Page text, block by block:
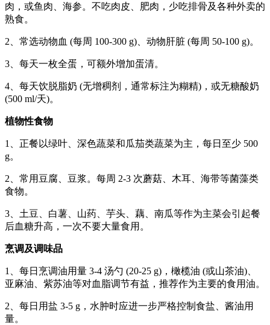
肉，或鱼肉、海参。不吃肉皮、肥肉，少吃排骨及各种外卖的
熟食。
2、常选动物血 (每周 100-300 g)、动物肝脏 (每周 50-100 g)。
3、每天一枚全蛋，可额外增加蛋清。
4、每天饮脱脂奶 (无增稠剂，通常标注为糊精)，或无糖酸奶
(500 ml/天)。
植物性食物
1、正餐以绿叶、深色蔬菜和瓜茄类蔬菜为主，每日至少 500
g。
2、常用豆腐、豆浆。每周 2-3 次蘑菇、木耳、海带等菌藻类
食物。
3、土豆、白薯、山药、芋头、藕、南瓜等作为主菜会引起餐
后血糖升高，一次不要大量食用。
烹调及调味品
1、每日烹调油用量 3-4 汤勺 (20-25 g)，橄榄油 (或山茶油)、
亚麻油、紫苏油等对血脂调节有益，推荐作为主要的食用油。
2、每日用盐 3-5 g，水肿时应进一步严格控制食盐、酱油用
量。